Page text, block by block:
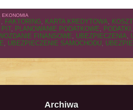
EKONOMIA
, FAKTORING, KARTA KREDYTOWA,
PIT, PLANOWANIE PODATKOWE, PODATKI
FINANSOWE, UBEZPIECZENIA,
, UBEZPIECZENIE SAMOCHODU,
Archiwa